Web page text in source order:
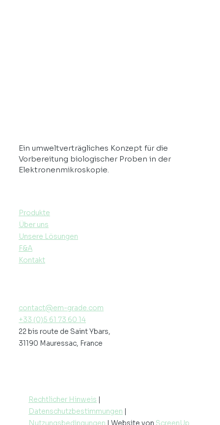
Ein umweltverträgliches Konzept für die
Vorbereitung biologischer Proben in der
Elektronenmikroskopie.
Produkte
Über uns
Unsere Lösungen
F&A
Kontakt
contact@em-grade.com
+33 (0)5 61 73 60 14
22 bis route de Saint Ybars,
31190 Mauressac, France
Rechtlicher Hinweis |
Datenschutzbestimmungen |
Nutzungsbedingungen | Website von ScreenUp